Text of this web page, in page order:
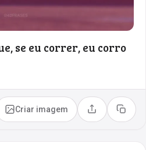
se eu correr, eu corro
Criar imagem Compartilhar
Copiar